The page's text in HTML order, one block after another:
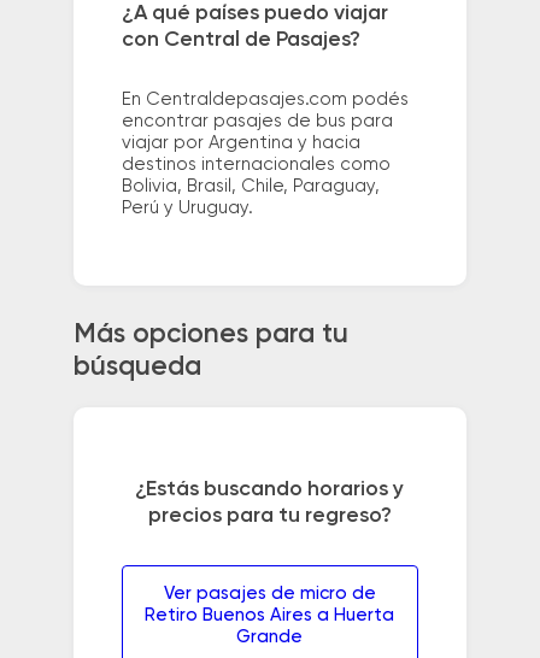
¿A qué países puedo viajar
con Central de Pasajes?
En Centraldepasajes.com podés
encontrar pasajes de bus para
viajar por Argentina y hacia
destinos internacionales como
Bolivia, Brasil, Chile, Paraguay,
Perú y Uruguay.
Más opciones para tu
búsqueda
¿Estás buscando horarios y
precios para tu regreso?
Ver pasajes de micro de
Retiro Buenos Aires a Huerta
Grande